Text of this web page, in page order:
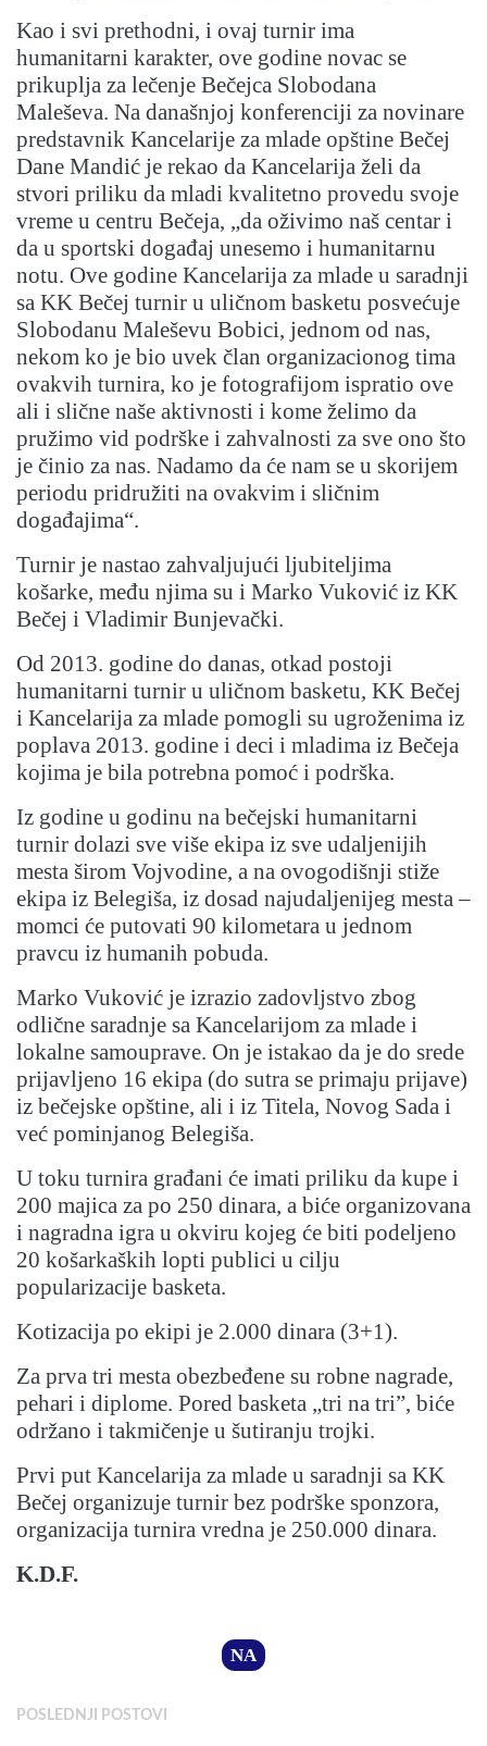
Kao i svi prethodni, i ovaj turnir ima
humanitarni karakter, ove godine novac se
prikuplja za lečenje Bečejca Slobodana
Maleševa. Na današnjoj konferenciji za novinare
predstavnik Kancelarije za mlade opštine Bečej
Dane Mandić je rekao da Kancelarija želi da
stvori priliku da mladi kvalitetno provedu svoje
vreme u centru Bečeja, „da oživimo naš centar i
da u sportski događaj unesemo i humanitarnu
notu. Ove godine Kancelarija za mlade u saradnji
sa KK Bečej turnir u uličnom basketu posvećuje
Slobodanu Maleševu Bobici, jednom od nas,
nekom ko je bio uvek član organizacionog tima
ovakvih turnira, ko je fotografijom ispratio ove
ali i slične naše aktivnosti i kome želimo da
pružimo vid podrške i zahvalnosti za sve ono što
je činio za nas. Nadamo da će nam se u skorijem
periodu pridružiti na ovakvim i sličnim
događajima“.
Turnir je nastao zahvaljujući ljubiteljima
košarke, među njima su i Marko Vuković iz KK
Bečej i Vladimir Bunjevački.
Od 2013. godine do danas, otkad postoji
humanitarni turnir u uličnom basketu, KK Bečej
i Kancelarija za mlade pomogli su ugroženima iz
poplava 2013. godine i deci i mladima iz Bečeja
kojima je bila potrebna pomoć i podrška.
Iz godine u godinu na bečejski humanitarni
turnir dolazi sve više ekipa iz sve udaljenijih
mesta širom Vojvodine, a na ovogodišnji stiže
ekipa iz Belegiša, iz dosad najudaljenijeg mesta –
momci će putovati 90 kilometara u jednom
pravcu iz humanih pobuda.
Marko Vuković je izrazio zadovljstvo zbog
odlične saradnje sa Kancelarijom za mlade i
lokalne samouprave. On je istakao da je do srede
prijavljeno 16 ekipa (do sutra se primaju prijave)
iz bečejske opštine, ali i iz Titela, Novog Sada i
već pominjanog Belegiša.
U toku turnira građani će imati priliku da kupe i
200 majica za po 250 dinara, a biće organizovana
i nagradna igra u okviru kojeg će biti podeljeno
20 košarkaških lopti publici u cilju
popularizacije basketa.
Kotizacija po ekipi je 2.000 dinara (3+1).
Za prva tri mesta obezbeđene su robne nagrade,
pehari i diplome. Pored basketa „tri na tri”, biće
održano i takmičenje u šutiranju trojki.
Prvi put Kancelarija za mlade u saradnji sa KK
Bečej organizuje turnir bez podrške sponzora,
organizacija turnira vredna je 250.000 dinara.
K.D.F.
NA
POSLEDNJI POSTOVI